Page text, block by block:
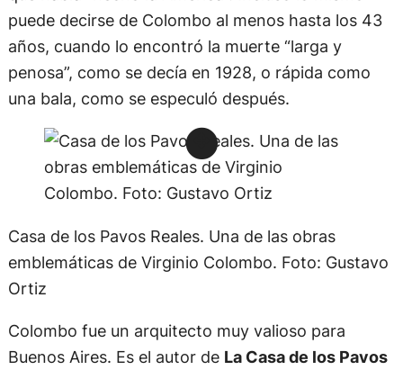
puede decirse de Colombo al menos hasta los 43
años, cuando lo encontró la muerte “larga y
penosa”, como se decía en 1928, o rápida como
una bala, como se especuló después.
Casa de los Pavos Reales. Una de las obras
emblemáticas de Virginio Colombo. Foto: Gustavo
Ortiz
Colombo fue un arquitecto muy valioso para
Buenos Aires. Es el autor de La Casa de los Pavos